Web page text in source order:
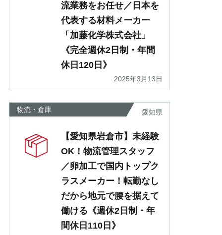
流業務をお任せ／日本を
代表する材料メーカー
「加藤化学株式会社」
《完全週休2日制・年間
休日120日》
2025年3月13日
物流・倉庫 愛知県
【愛知県岩倉市】未経験
OK！物流管理スタッフ
／卵加工で国内トップク
ラスメーカー！転勤なし
だから地元で腰を据えて
働ける《週休2日制・年
間休日110日》